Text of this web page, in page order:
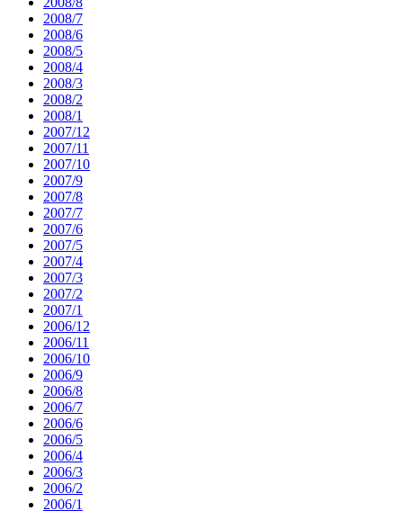
2008/7
2008/6
2008/5
2008/4
2008/3
2008/2
2008/1
2007/12
2007/11
2007/10
2007/9
2007/8
2007/7
2007/6
2007/5
2007/4
2007/3
2007/2
2007/1
2006/12
2006/11
2006/10
2006/9
2006/8
2006/7
2006/6
2006/5
2006/4
2006/3
2006/2
2006/1